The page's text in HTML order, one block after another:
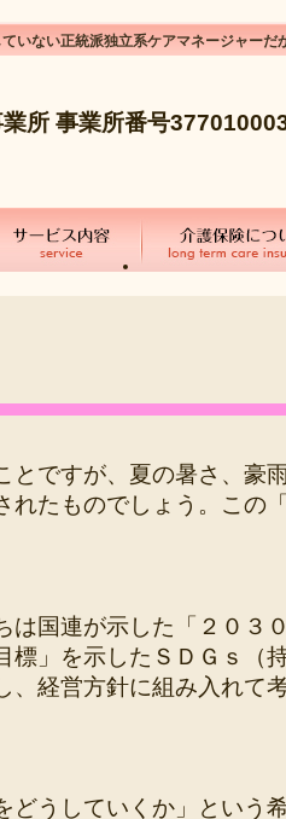
いない正統派独立系ケアマネージャー
とですが、夏の暑さ、豪
れたものでしょう。この
は国連が示した「２０３
標」を示したＳＤＧｓ（
、経営方針に組み入れて
どうしていくか」という